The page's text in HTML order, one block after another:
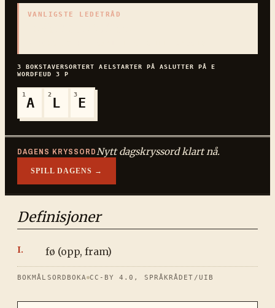
VANLIGSTE LEDETRÅD
3 BOKSTAVERSORTERTAEL STARTER PÅ ASLUTTER PÅE
WORDFEUD3 P
1
A
2
L
3
E
DAGENS KRYSSORDNytt dagskryssord klart nå.
SPILL DAGENS →
Definisjoner
fø (opp, fram)
BOKMÅLSORDBOKA CC-BY 4.0, SPRÅKRÅDET/UIB